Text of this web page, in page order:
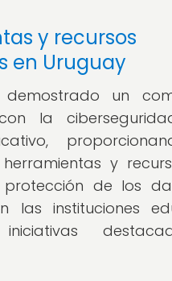
y recursos
en Uruguay
un
la
y
de los
las instituciones